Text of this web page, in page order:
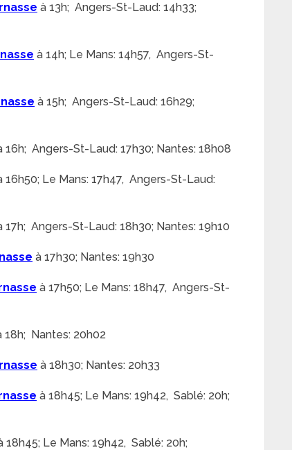
à 13h; Angers-St-Laud: 14h33;
à 14h; Le Mans: 14h57, Angers-St-
à 15h; Angers-St-Laud: 16h29;
16h; Angers-St-Laud: 17h30; Nantes: 18h08
16h50; Le Mans: 17h47, Angers-St-Laud:
17h; Angers-St-Laud: 18h30; Nantes: 19h10
à 17h30; Nantes: 19h30
à 17h50; Le Mans: 18h47, Angers-St-
18h; Nantes: 20h02
à 18h30; Nantes: 20h33
à 18h45; Le Mans: 19h42, Sablé: 20h;
18h45; Le Mans: 19h42, Sablé: 20h;